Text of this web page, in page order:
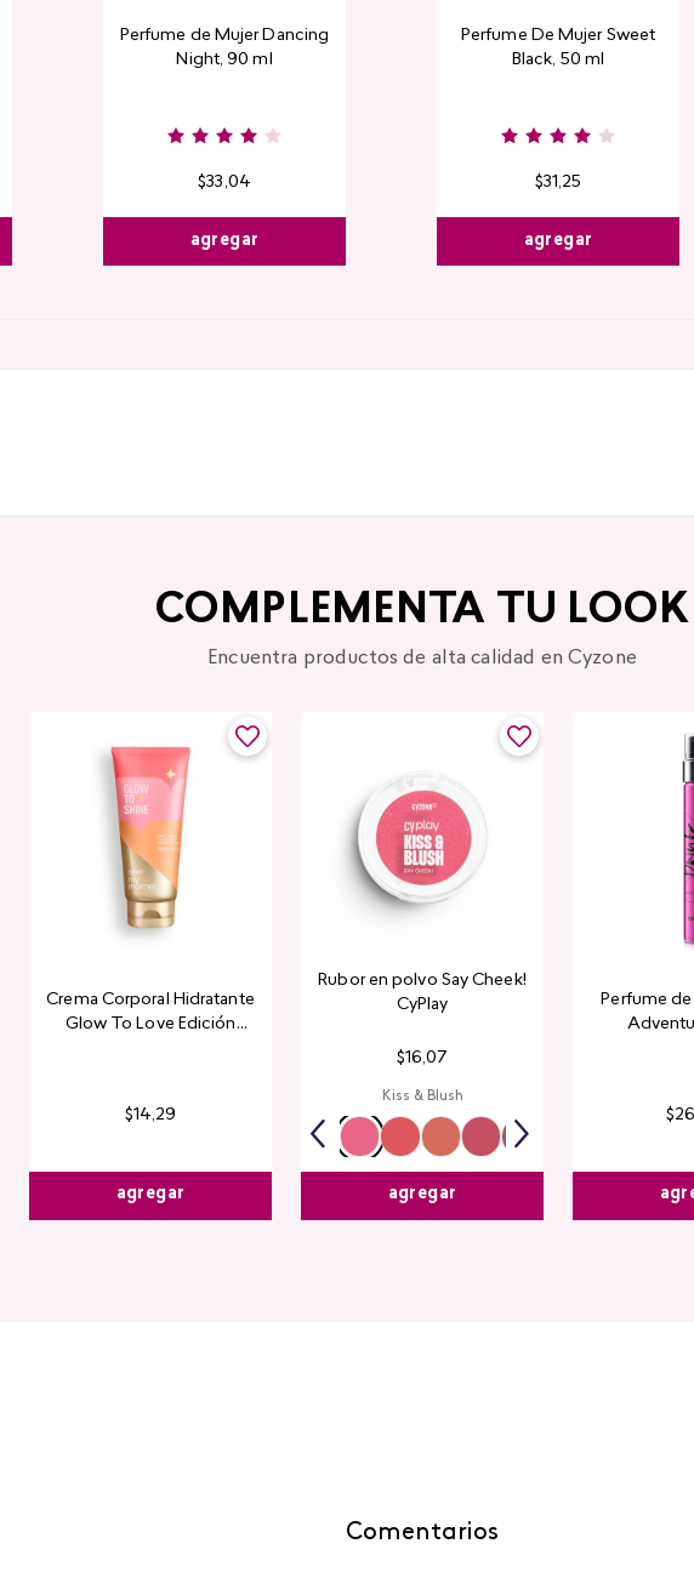
Perfume de Mujer Dancing
Night, 90 ml
$33 ,04
agregar
Perfume De Mujer Sweet
Black, 50 ml
$31,25
agregar
Burgundy
Rose
COMPLEMENTA TU LOOK
Encuentra productos de alta calidad en Cyzone
Crema Corporal Hidratante
Glow To Love Edición
$14,29
agregar
Rubor en polvo Say Cheek!
CyPlay
$16,07
Kiss & Blush
agregar
Perfume
$26
Comentarios